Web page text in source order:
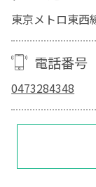
東京メトロ東
電話番号
0473284348